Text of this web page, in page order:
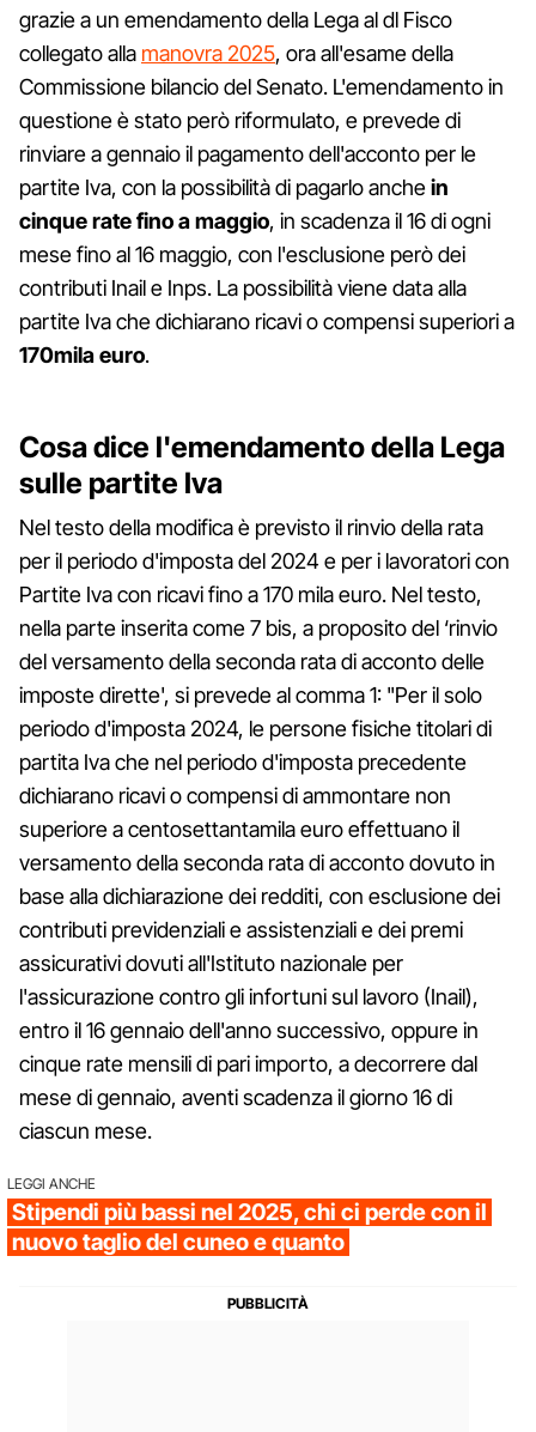
grazie a un emendamento della Lega al dl Fisco
collegato alla manovra 2025, ora all'esame della
Commissione bilancio del Senato. L'emendamento in
questione è stato però riformulato, e prevede di
rinviare a gennaio il pagamento dell'acconto per le
partite Iva, con la possibilità di pagarlo anchein
cinque rate fino a maggio, in scadenza il 16 di ogni
mese fino al 16 maggio, con l'esclusione però dei
contributi Inail e Inps. La possibilità viene data alla
partite Iva che dichiarano ricavi o compensi superiori a
170mila euro.
Cosa dice l'emendamento della Lega
sulle partite Iva
Nel testo della modifica è previsto il rinvio della rata
per il periodo d'imposta del 2024 e per i lavoratori con
Partite Iva con ricavi fino a 170 mila euro. Nel testo,
nella parte inserita come 7 bis, a proposito del ‘rinvio
del versamento della seconda rata di acconto delle
imposte dirette', si prevede al comma 1: "Per il solo
periodo d'imposta 2024, le persone fisiche titolari di
partita Iva che nel periodo d'imposta precedente
dichiarano ricavi o compensi di ammontare non
superiore a centosettantamila euro effettuano il
versamento della seconda rata di acconto dovuto in
base alla dichiarazione dei redditi, con esclusione dei
contributi previdenziali e assistenziali e dei premi
assicurativi dovuti all'Istituto nazionale per
l'assicurazione contro gli infortuni sul lavoro (Inail),
entro il 16 gennaio dell'anno successivo, oppure in
cinque rate mensili di pari importo, a decorrere dal
mese di gennaio, aventi scadenza il giorno 16 di
ciascun mese.
LEGGI ANCHE
Stipendi più bassi nel 2025, chi ci perde con il
nuovo taglio del cuneo e quanto